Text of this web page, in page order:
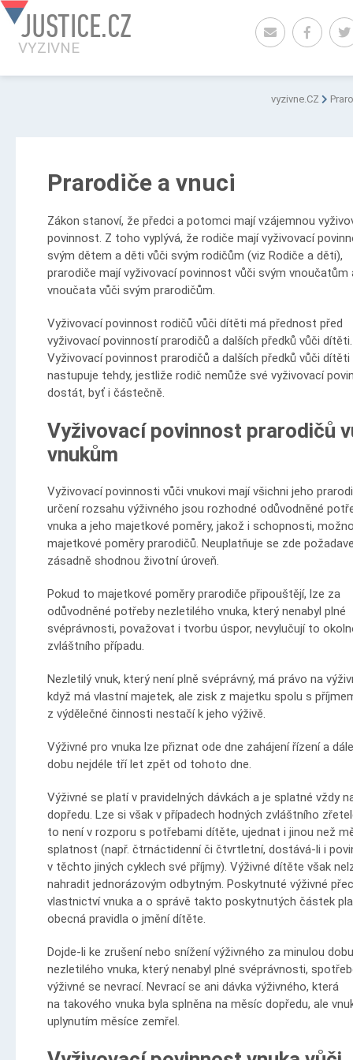
JUSTICE.CZ
VYZIVNE
vyzivne.CZ
Prarodiče a vnuci
Zákon stanoví, že předci a potomci mají vzájemnou
povinnost. Z toho vyplývá, že rodiče mají vyživovací
svým dětem a děti vůči svým rodičům (viz Rodiče a děti),
prarodiče mají vyživovací povinnost vůči svým vnoučatům
vnoučata vůči svým prarodičům.
Vyživovací povinnost rodičů vůči dítěti má přednost před
vyživovací povinností prarodičů a dalších předků vůči dítěti.
Vyživovací povinnost prarodičů a dalších předků vůči dítěti
nastupuje tehdy, jestliže rodič nemůže své vyživovací
dostát, byť i částečně.
Vyživovací povinnost prarodičů
vnukům
Vyživovací povinnosti vůči vnukovi mají všichni jeho
určení rozsahu výživného jsou rozhodné odůvodněné
vnuka a jeho majetkové poměry, jakož i schopnosti,
majetkové poměry prarodičů. Neuplatňuje se zde
zásadně shodnou životní úroveň.
Pokud to majetkové poměry prarodiče připouštějí, lze za
odůvodněné potřeby nezletilého vnuka, který nenabyl plné
svéprávnosti, považovat i tvorbu úspor, nevylučují to
zvláštního případu.
Nezletilý vnuk, který není plně svéprávný, má právo na
když má vlastní majetek, ale zisk z majetku spolu s
z výdělečné činnosti nestačí k jeho výživě.
Výživné pro vnuka lze přiznat ode dne zahájení řízení a
dobu nejdéle tří let zpět od tohoto dne.
Výživné se platí v pravidelných dávkách a je splatné vždy
dopředu. Lze si však v případech hodných zvláštního
to není v rozporu s potřebami dítěte, ujednat i jinou než
splatnost (např. čtrnáctidenní či čtvrtletní, dostává-li i
v těchto jiných cyklech své příjmy). Výživné dítěte však
nahradit jednorázovým odbytným. Poskytnuté výživné
vlastnictví vnuka a o správě takto poskytnutých částek
obecná pravidla o jmění dítěte.
Dojde-li ke zrušení nebo snížení výživného za minulou
nezletilého vnuka, který nenabyl plné svéprávnosti,
výživné se nevrací. Nevrací se ani dávka výživného, která
na takového vnuka byla splněna na měsíc dopředu, ale
uplynutím měsíce zemřel.